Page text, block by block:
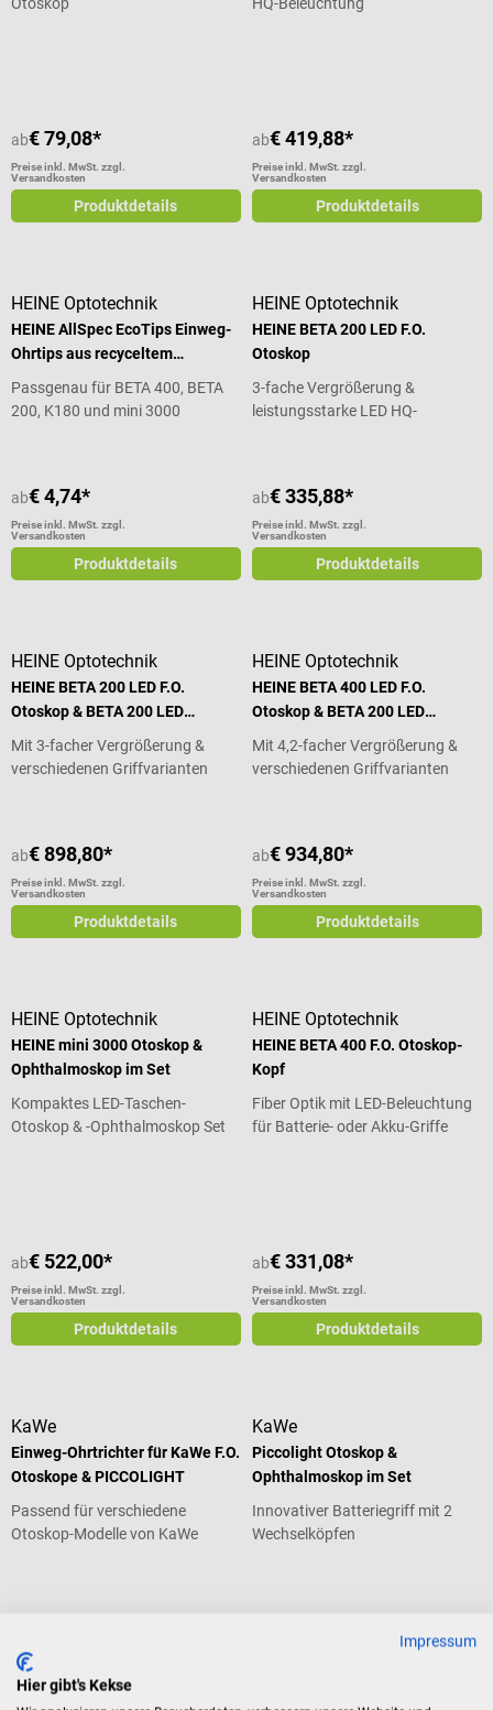
ab€ 79,08*
Preise inkl. MwSt. zzgl.
Versandkosten
Produktdetails
ab€ 419,88*
Preise inkl. MwSt. zzgl.
Versandkosten
Produktdetails
HEINE Optotechnik
HEINE AllSpec EcoTips Einweg-
Ohrtips aus recyceltem
Passgenau für BETA 400, BETA
200, K180 und mini 3000
ab€ 4,74*
Preise inkl. MwSt. zzgl.
Versandkosten
Produktdetails
HEINE Optotechnik
HEINE BETA 200 LED F.O.
Otoskop
3-fache Vergrößerung &
leistungsstarke LED HQ-
ab€ 335,88*
Preise inkl. MwSt. zzgl.
Versandkosten
Produktdetails
HEINE Optotechnik
HEINE BETA 200 LED F.O.
Otoskop & BETA 200 LED
Ophthalmoskop im Set
Mit 3-facher Vergrößerung &
verschiedenen Griffvarianten
ab€ 898,80*
Preise inkl. MwSt. zzgl.
Versandkosten
Produktdetails
HEINE Optotechnik
HEINE BETA 400 LED F.O.
Otoskop & BETA 200 LED
Ophthalmoskop im Set
Mit 4,2-facher Vergrößerung &
verschiedenen Griffvarianten
ab€ 934,80*
Preise inkl. MwSt. zzgl.
Versandkosten
Produktdetails
HEINE Optotechnik
HEINE mini 3000 Otoskop &
Ophthalmoskop im Set
Kompaktes LED-Taschen-
Otoskop & -Ophthalmoskop Set
ab€ 522,00*
Preise inkl. MwSt. zzgl.
Versandkosten
Produktdetails
HEINE Optotechnik
HEINE BETA 400 F.O. Otoskop-
Kopf
Fiber Optik mit LED-Beleuchtung
für Batterie- oder Akku-Griffe
ab€ 331,08*
Preise inkl. MwSt. zzgl.
Versandkosten
Produktdetails
KaWe
Einweg-Ohrtrichter für KaWe F.O.
Otoskope & PICCOLIGHT
Passend für verschiedene
Otoskop-Modelle von KaWe
ab€ 52,74*
Preise inkl. MwSt. zzgl.
KaWe
Piccolight Otoskop &
Ophthalmoskop im Set
Innovativer Batteriegriff mit 2
Wechselköpfen
Impressum
Hier gibt's Kekse